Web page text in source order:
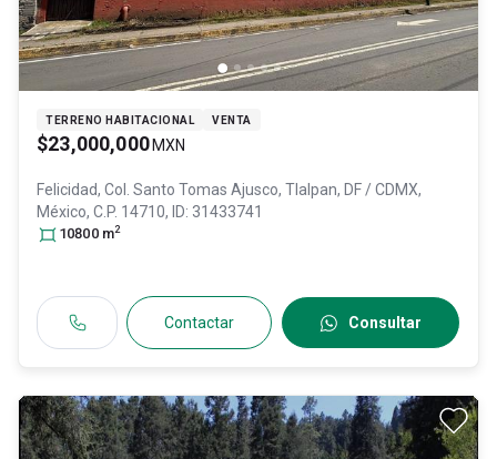
TERRENO HABITACIONAL VENTA
$23,000,000 MXN
Felicidad, Col. Santo Tomas Ajusco, Tlalpan, DF / CDMX,
México, C.P. 14710, ID: 31433741
10800 m2
Contactar Consultar